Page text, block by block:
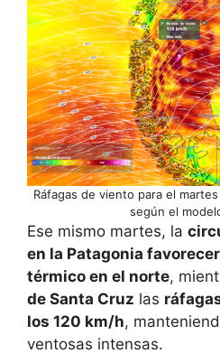
Ráfagas de viento para el
según el
Ese mismo martes, la
en la Patagonia
térmico en el norte,
de Santa Cruz las
los 120 km/h,
ventosas intensas.